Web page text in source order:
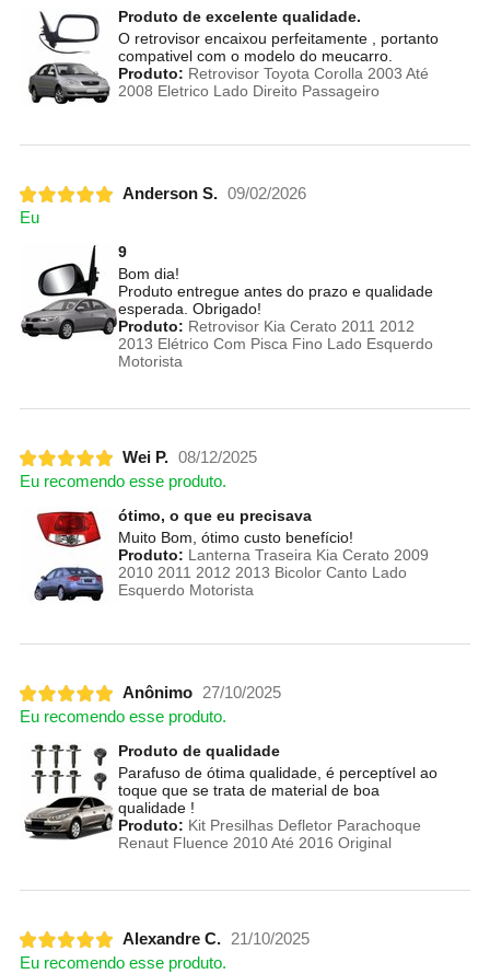
Produto de excelente qualidade.
O retrovisor encaixou perfeitamente , portanto
compativel com o modelo do meucarro.
Produto: Retrovisor Toyota Corolla 2003 Até
2008 Eletrico Lado Direito Passageiro
Anderson S. 09/02/2026
Eu
9
Bom dia!
Produto entregue antes do prazo e qualidade
esperada. Obrigado!
Produto: Retrovisor Kia Cerato 2011 2012
2013 Elétrico Com Pisca Fino Lado Esquerdo
Motorista
Wei P. 08/12/2025
Eu recomendo esse produto.
ótimo, o que eu precisava
Muito Bom, ótimo custo benefício!
Produto: Lanterna Traseira Kia Cerato 2009
2010 2011 2012 2013 Bicolor Canto Lado
Esquerdo Motorista
Anônimo 27/10/2025
Eu recomendo esse produto.
Produto de qualidade
Parafuso de ótima qualidade, é perceptível ao
toque que se trata de material de boa
qualidade !
Produto: Kit Presilhas Defletor Parachoque
Renaut Fluence 2010 Até 2016 Original
Alexandre C. 21/10/2025
Eu recomendo esse produto.